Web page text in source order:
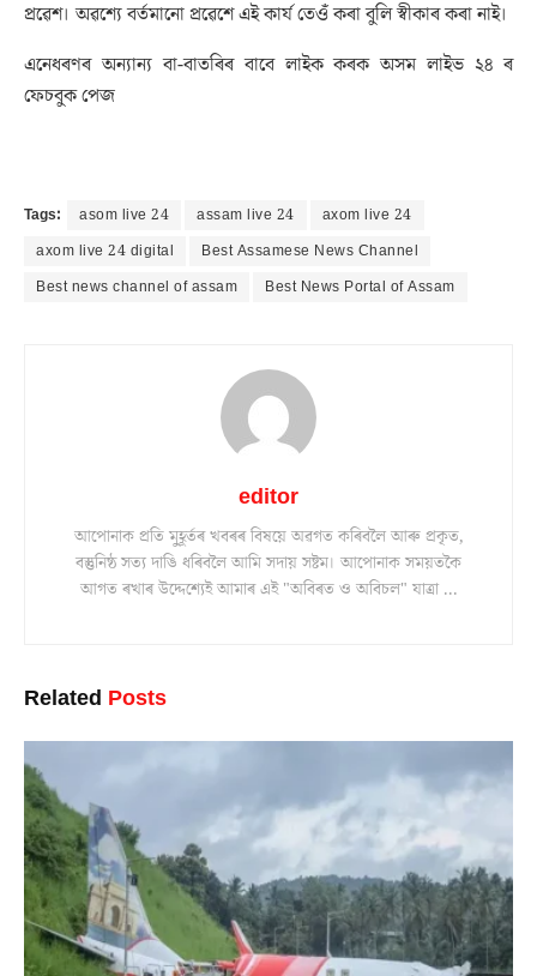
প্ৰৱেশ। অৱশ্যে বৰ্তমানো প্ৰৱেশে এই কাৰ্য তেওঁ কৰা বুলি স্বীকাৰ কৰা নাই।
এনেধৰণৰ অন্যান্য বা-বাতৰিৰ বাবে লাইক কৰক অসম লাইভ ২৪ ৰ
ফেচবুক পেজ
Tags: asom live 24 assam live 24
axom live 24
axom live 24 digital
Best Assamese News Channel
Best news channel of assam
Best News Portal of Assam
editor
আপোনাক প্ৰতি মুহূৰ্তৰ খবৰৰ বিষয়ে অৱগত কৰিবলৈ আৰু প্ৰকৃত,
বস্তুনিষ্ঠ সত্য দাঙি ধৰিবলৈ আমি সদায় সষ্টম। আপোনাক সময়তকৈ
আগত ৰখাৰ উদ্দেশ্যেই আমাৰ এই "অবিৰত ও অবিচল" যাত্ৰা ...
Related Posts